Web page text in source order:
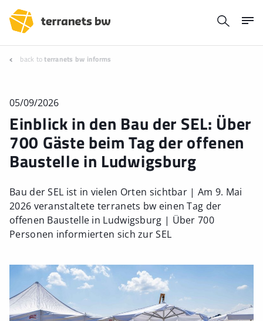
back toterranets bw informs
05/09/2026
Einblick in den Bau der SEL: Über
700 Gäste beim Tag der offenen
Baustelle in Ludwigsburg
Bau der SEL ist in vielen Orten sichtbar | Am 9. Mai
2026 veranstaltete terranets bw einen Tag der
offenen Baustelle in Ludwigsburg | Über 700
Personen informierten sich zur SEL